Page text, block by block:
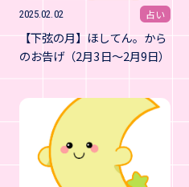
2025.02.02 占い
【下弦の月】ほしてん。から
のお告げ（2月3日～2月9日）